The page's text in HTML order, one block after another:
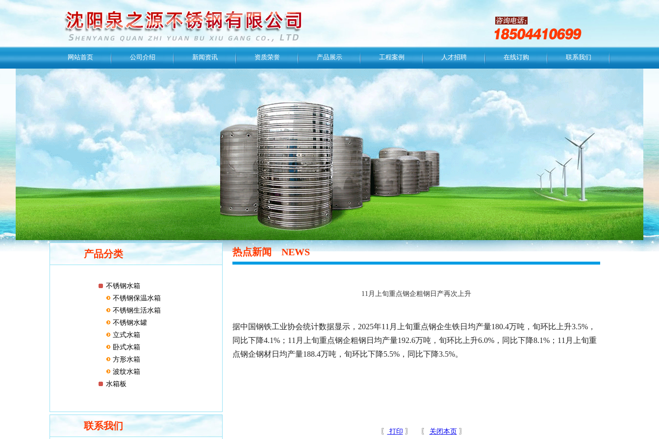
网站首页 公司介绍 新闻资讯 资质荣誉 产品展示 工程案例 人才招聘 在线订购 联系我们
产品分类
不锈钢水箱
不锈钢保温水箱
不锈钢生活水箱
不锈钢水罐
立式水箱
卧式水箱
方形水箱
波纹水箱
水箱板
联系我们
热点新闻NEWS
11月上旬重点钢企粗钢日产再次上升
据中国钢铁工业协会统计数据显示，2025年11月上旬重点钢企生铁日均产量180.4万吨，旬环比上升3.5%，
同比下降4.1%；11月上旬重点钢企粗钢日均产量192.6万吨，旬环比上升6.0%，同比下降8.1%；11月上旬重
点钢企钢材日均产量188.4万吨，旬环比下降5.5%，同比下降3.5%。
〖 打印 〗 〖 关闭本页 〗